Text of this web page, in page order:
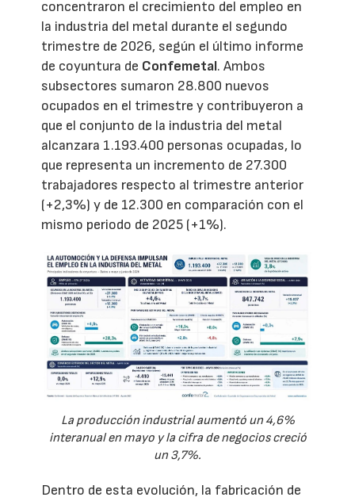
concentraron el crecimiento del empleo en
la industria del metal durante el segundo
trimestre de 2026, según el último informe
de coyuntura de Confemetal. Ambos
subsectores sumaron 28.800 nuevos
ocupados en el trimestre y contribuyeron a
que el conjunto de la industria del metal
alcanzara 1.193.400 personas ocupadas, lo
que representa un incremento de 27.300
trabajadores respecto al trimestre anterior
(+2,3%) y de 12.300 en comparación con el
mismo periodo de 2025 (+1%).
La producción industrial aumentó un 4,6%
interanual en mayo y la cifra de negocios creció
un 3,7%.
Dentro de esta evolución, la fabricación de